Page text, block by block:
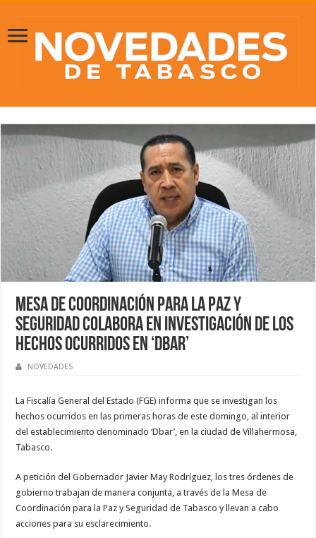
Mesa de Coordinación para la Paz y
Seguridad colabora en investigación de los
hechos ocurridos en ‘DBar’
NOVEDADES
La Fiscalía General del Estado (FGE) informa que se investigan los
hechos ocurridos en las primeras horas de este domingo, al interior
del establecimiento denominado ‘Dbar’, en la ciudad de Villahermosa,
Tabasco.
A petición del Gobernador Javier May Rodríguez, los tres órdenes de
gobierno trabajan de manera conjunta, a través de la Mesa de
Coordinación para la Paz y Seguridad de Tabasco y llevan a cabo
acciones para su esclarecimiento.